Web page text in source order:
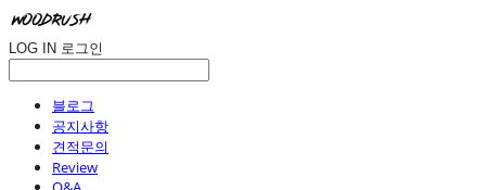
LOG IN 로그인
블로그
공지사항
견적문의
Review